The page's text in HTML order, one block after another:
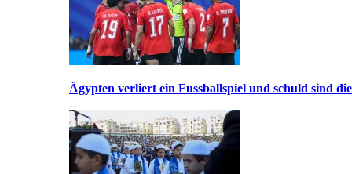
Ägypten verliert ein Fussballspiel und schuld sind